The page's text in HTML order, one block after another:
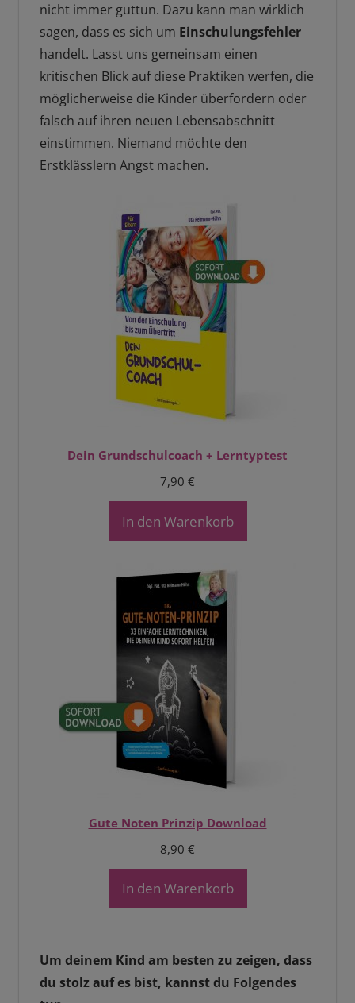
nicht immer guttun. Dazu kann man wirklich
sagen, dass es sich um Einschulungsfehler
handelt. Lasst uns gemeinsam einen
kritischen Blick auf diese Praktiken werfen, die
möglicherweise die Kinder überfordern oder
falsch auf ihren neuen Lebensabschnitt
einstimmen. Niemand möchte den
Erstklässlern Angst machen.
Dein Grundschulcoach + Lerntyptest
7,90 €
In den Warenkorb
Gute Noten Prinzip Download
8,90 €
In den Warenkorb
Um deinem Kind am besten zu zeigen, dass
du stolz auf es bist, kannst du Folgendes